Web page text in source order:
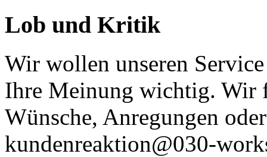
Lob und Kritik
Wir wollen unseren
Ihre Meinung wichtig. Wir
Wünsche, Anregungen
kundenreaktion@030-